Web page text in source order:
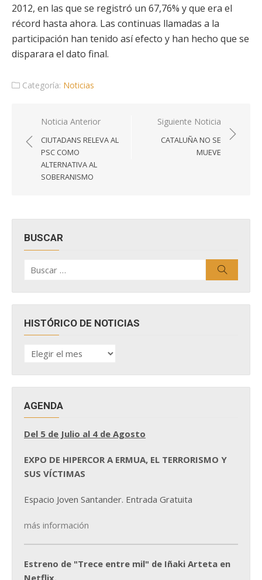
2012, en las que se registró un 67,76% y que era el
récord hasta ahora. Las continuas llamadas a la
participación han tenido así efecto y han hecho que se
disparara el dato final.
Categoría: Noticias
Navegación
de
entradas
Noticia Anterior
CIUTADANS RELEVA AL
PSC COMO
ALTERNATIVA AL
SOBERANISMO
Siguiente Noticia
CATALUÑA NO SE
MUEVE
BUSCAR
por:
HISTÓRICO DE NOTICIAS
HISTÓRICO
DE
AGENDA
Del 5 de Julio al 4 de Agosto
EXPO DE HIPERCOR A ERMUA, EL TERRORISMO Y
SUS VÍCTIMAS
Espacio Joven Santander. Entrada Gratuita
más información
Estreno de "Trece entre mil" de Iñaki Arteta en